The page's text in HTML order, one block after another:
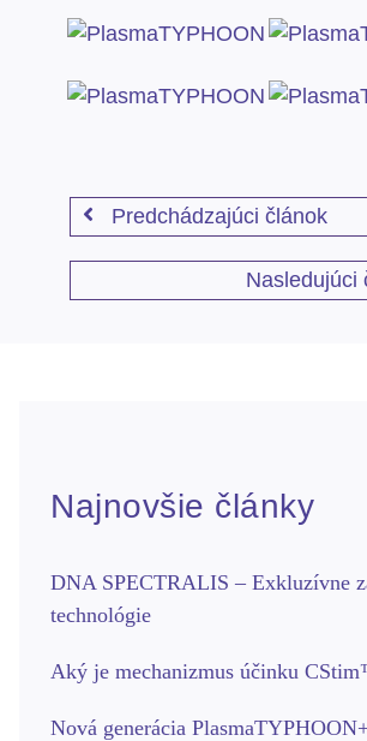
Predchádzajúci článok
Nasledujúci
Najnovšie články
DNA SPECTRALIS – Exkluzívne
technológie
Aký je mechanizmus účinku
Nová generácia